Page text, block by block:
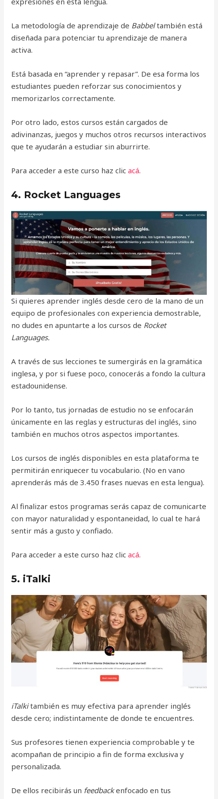
La metodología de aprendizaje de Babbeltambién está
diseñada para potenciar tu aprendizaje de manera
activa.
Está basada en “aprender y repasar”. De esa forma los
estudiantes pueden reforzar sus conocimientos y
memorizarlos correctamente.
Por otro lado, estos cursos están cargados de
adivinanzas, juegos y muchos otros recursos interactivos
que te ayudarán a estudiar sin aburrirte.
Para acceder a este curso haz clicacá.
4. Rocket Languages
Si quieres aprender inglés desde cero de la mano de un
equipo de profesionales con experiencia demostrable,
no dudes en apuntarte a los cursos de Rocket
Languages.
A través de sus lecciones te sumergirás en la gramática
inglesa, y por si fuese poco, conocerás a fondo la cultura
estadounidense.
Por lo tanto, tus jornadas de estudio no se enfocarán
únicamente en las reglas y estructuras del inglés, sino
también en muchos otros aspectos importantes.
Los cursos de inglés disponibles en esta plataforma te
permitirán enriquecer tu vocabulario. (No en vano
aprenderás más de 3.450 frases nuevas en esta lengua).
Al finalizar estos programas serás capaz de comunicarte
con mayor naturalidad y espontaneidad, lo cual te hará
sentir más a gusto y confiado.
Para acceder a este curso haz clicacá.
5. iTalki
iTalkitambién es muy efectiva para aprender inglés
desde cero; indistintamente de donde te encuentres.
Sus profesores tienen experiencia comprobable y te
acompañan de principio a fin de forma exclusiva y
personalizada.
De ellos recibirás un feedbackenfocado en tus